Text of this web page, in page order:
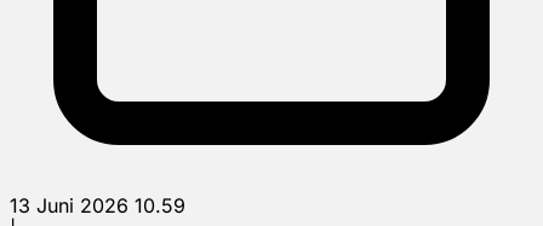
13 Juni 2026 10.59